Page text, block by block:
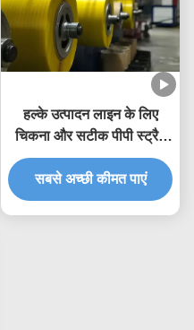
हल्के उत्पादन लाइन के लिए
चिकना और सटीक पीपी स्ट्रैप
बैंड वाइंडर
सबसे अच्छी कीमत पाएं